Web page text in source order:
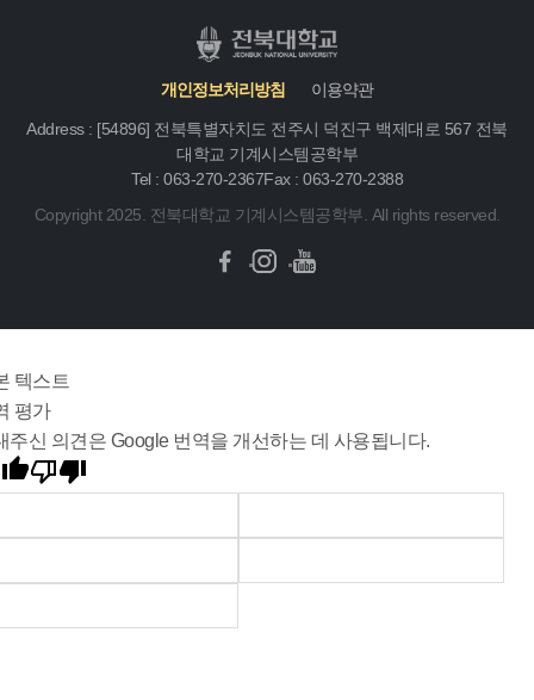
개인정보처리방침 이용약관
Address : [54896] 전북특별자치도 전주시 덕진구 백제대로 567 전북
대학교 기계시스템공학부
Tel : 063-270-2367Fax : 063-270-2388
Copyright 2025. 전북대학교 기계시스템공학부. All rights reserved.
텍스트
평가
주신 의견은 Google 번역을 개선하는 데 사용됩니다.